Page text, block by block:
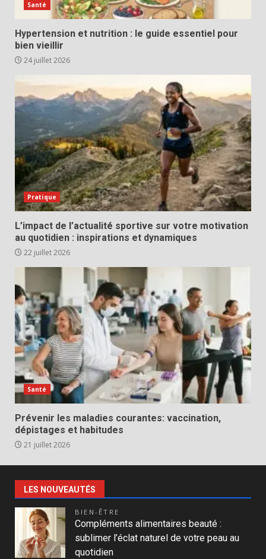
Santé
Hypertension et nutrition : le guide essentiel pour
bien vieillir
24 juillet 2026
Pratique
L’impact de l’actualité sportive sur votre motivation
au quotidien : inspirations et dynamiques
22 juillet 2026
Santé
Prévenir les maladies courantes: vaccination,
dépistages et habitudes
21 juillet 2026
LES NOUVEAUTÉS
BIEN-ÊTRE
Compléments alimentaires beauté :
sublimer l’éclat naturel de votre peau au
quotidien